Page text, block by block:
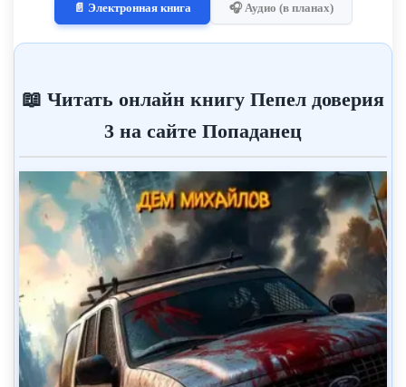
📄 Электронная книга 🎧 Аудио (в планах)
📖 Читать онлайн книгу Пепел доверия
3 на сайте Попаданец